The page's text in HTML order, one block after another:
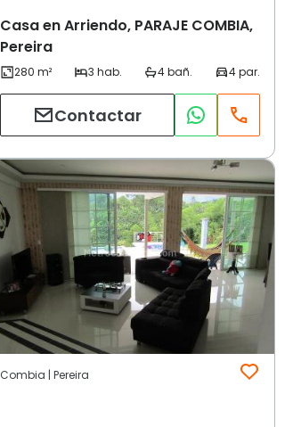
Casa en Arriendo, PARAJE COMBIA,
Pereira
Contactar
Combia | Pereira